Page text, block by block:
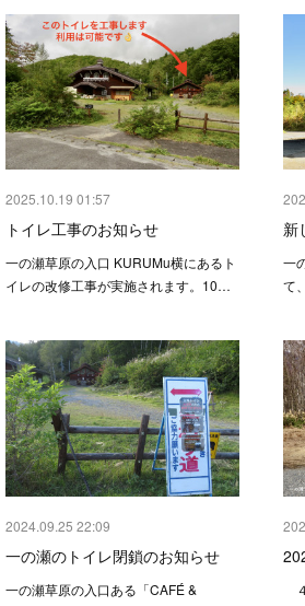
2025.10.19 01:57
トイレ工事のお知らせ
一の瀬草原の入口 KURUMu横にあるト
イレの改修工事が実施されます。10…
新
一
て
2024.09.25 22:09
一の瀬のトイレ閉鎖のお知らせ
一の瀬草原の入口ある「CAFÉ &